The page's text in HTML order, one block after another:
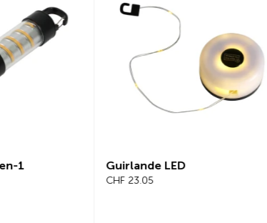
Beeline Velo 2 Ordinateur de
Vélo Ensemble Complet